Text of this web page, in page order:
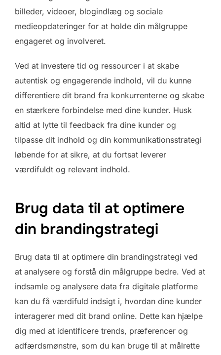
billeder, videoer, blogindlæg og sociale
medieopdateringer for at holde din målgruppe
engageret og involveret.
Ved at investere tid og ressourcer i at skabe
autentisk og engagerende indhold, vil du kunne
differentiere dit brand fra konkurrenterne og skabe
en stærkere forbindelse med dine kunder. Husk
altid at lytte til feedback fra dine kunder og
tilpasse dit indhold og din kommunikationsstrategi
løbende for at sikre, at du fortsat leverer
værdifuldt og relevant indhold.
Brug data til at optimere
din brandingstrategi
Brug data til at optimere din brandingstrategi ved
at analysere og forstå din målgruppe bedre. Ved at
indsamle og analysere data fra digitale platforme
kan du få værdifuld indsigt i, hvordan dine kunder
interagerer med dit brand online. Dette kan hjælpe
dig med at identificere trends, præferencer og
adfærdsmønstre, som du kan bruge til at målrette